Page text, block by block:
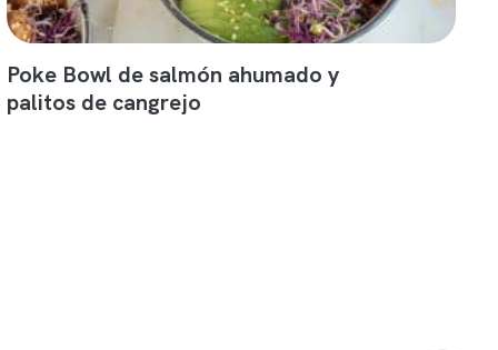
Poke Bowl de salmón ahumado y
palitos de cangrejo